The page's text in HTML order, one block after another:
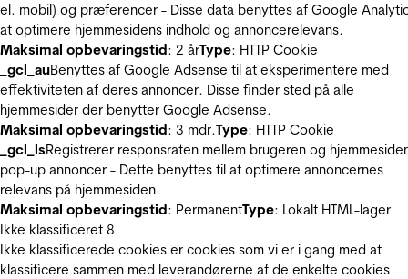
el. mobil) og præferencer - Disse data benyttes af Google
at optimere hjemmesidens indhold og annoncerelevans.
Maksimal opbevaringstid: 2 årType: HTTP Cookie
_gcl_auBenyttes af Google Adsense til at eksperimentere med
effektiviteten af deres annoncer. Disse finder sted på alle
hjemmesider der benytter Google Adsense.
Maksimal opbevaringstid: 3 mdr.Type: HTTP Cookie
_gcl_lsRegistrerer responsraten mellem brugeren og
pop-up annoncer - Dette benyttes til at optimere annoncernes
relevans på hjemmesiden.
Maksimal opbevaringstid: PermanentType: Lokalt HTML-lager
Ikke klassificeret 8
Ikke klassificerede cookies er cookies som vi er i gang med at
klassificere sammen med leverandørerne af de enkelte cookies